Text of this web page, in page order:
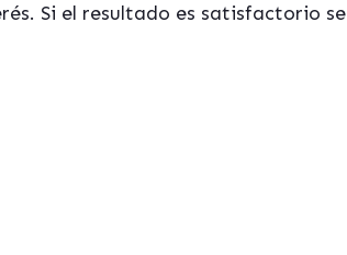
Si el resultado es satisfactorio se